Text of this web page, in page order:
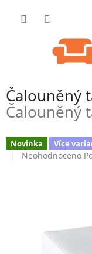
Čalouněný
Čalouněný
Novinka Více
Průměrné
hvězdiček.
Neohodnoceno